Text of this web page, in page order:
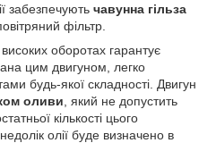
забезпечують чавунна гільза
фільтр.
оборотах гарантує
цим двигуном, легко
будь-якої складності. Двигун
оливи , який не допустить
кількості цього
олії буде визначено в